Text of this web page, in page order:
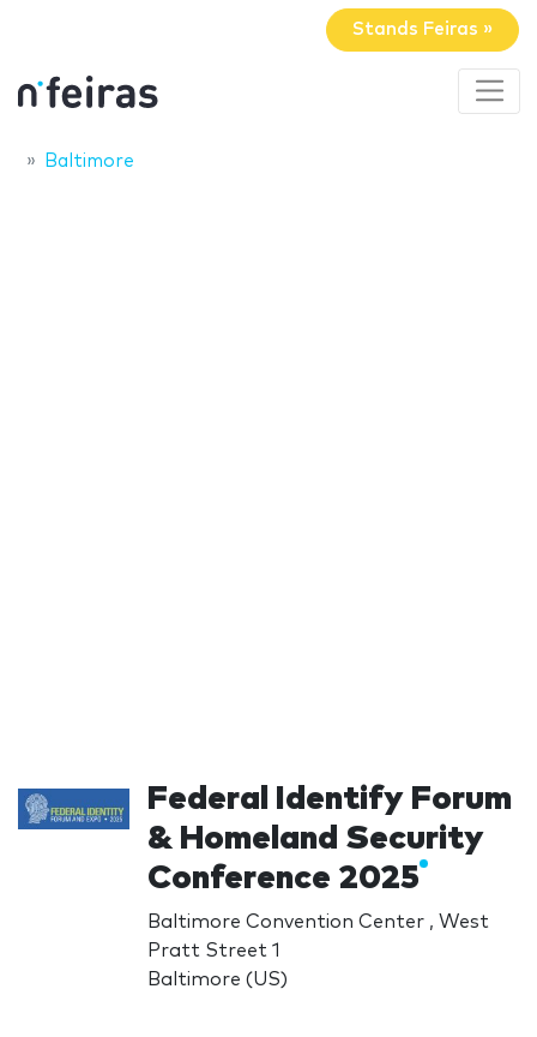
Stands Feiras »
Baltimore
Federal Identify Forum
& Homeland Security
Conference 2025
Baltimore Convention Center , West
Pratt Street 1
Baltimore (US)